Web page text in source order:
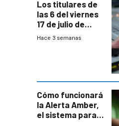
Los titulares de
las 6 del viernes
17 de julio de
2026
Hace 3 semanas
Cómo funcionará
la Alerta Amber,
el sistema para